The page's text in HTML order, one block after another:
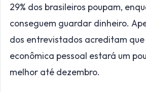
29% dos brasileiros poupam,
conseguem guardar dinheiro.
dos entrevistados acreditam
econômica pessoal estará um
melhor até dezembro.